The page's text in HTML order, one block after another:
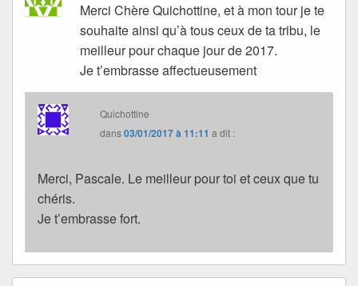
Merci Chère Quichottine, et à mon tour je te
souhaite ainsi qu’à tous ceux de ta tribu, le
meilleur pour chaque jour de 2017.
Je t’embrasse affectueusement
Quichottine
dans03/01/2017 à 11:11 a dit :
Merci, Pascale. Le meilleur pour toi et ceux que tu
chéris.
Je t’embrasse fort.